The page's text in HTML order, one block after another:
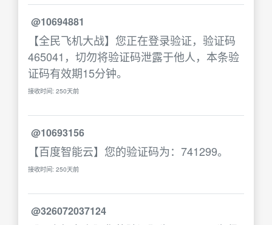
@10694881
【全民飞机大战】您正在登录验证，验证码
465041，切勿将验证码泄露于他人，本条验
证码有效期15分钟。
接收时间: 250天前
@10693156
【百度智能云】您的验证码为：741299。
接收时间: 250天前
@326072037124